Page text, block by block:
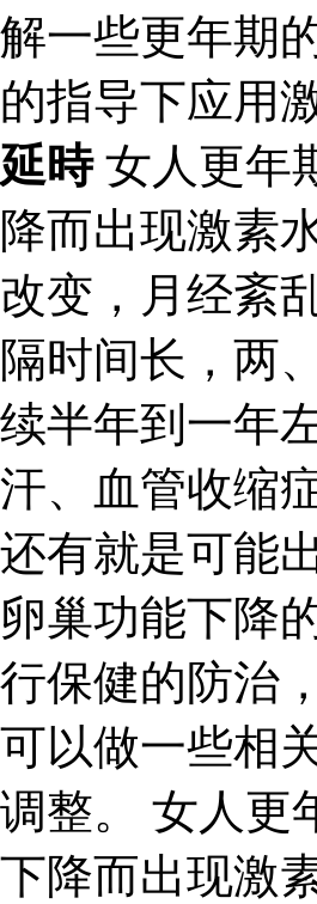
解一些更年期
的指导下应用
延時女人更年
降而出现激素
改变，月经紊
隔时间长，两
续半年到一年
汗、血管收缩
还有就是可能
卵巢功能下降
行保健的防治
可以做一些相
调整。 女人更
下降而出现激